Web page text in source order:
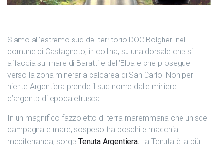
Siamo all’estremo sud del territorio DOC Bolgheri nel
comune di Castagneto, in collina, su una dorsale che si
affaccia sul mare di Baratti e dell’Elba e che prosegue
verso la zona mineraria calcarea di San Carlo. Non per
niente Argentiera prende il suo nome dalle miniere
d’argento di epoca etrusca.
In un magnifico fazzoletto di terra maremmana che unisce
campagna e mare, sospeso tra boschi e macchia
mediterranea, sorge Tenuta Argentiera. La Tenuta è la più